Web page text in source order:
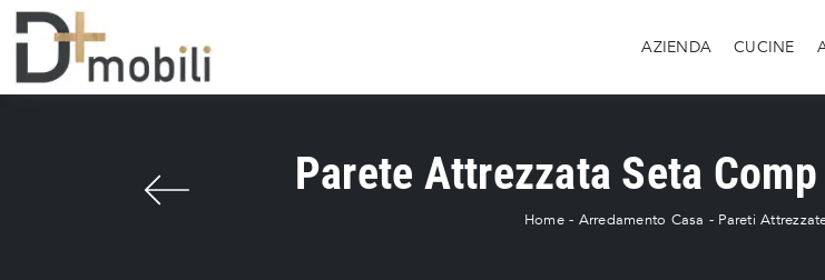
AZIENDA CUCINE
Parete Attrezzata Seta
Home- Arredamento Casa - Pareti